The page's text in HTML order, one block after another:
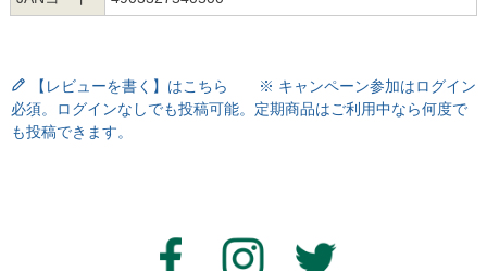
【レビューを書く】はこちら ※ キャンペーン参加はログイン
必須。ログインなしでも投稿可能。定期商品はご利用中なら何度で
も投稿できます。